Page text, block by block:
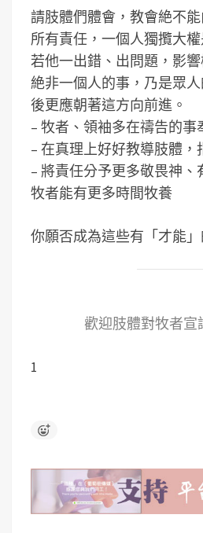
請肢體們體會，教會絶不
所有責任，一個人獨攬大
若他一出錯、出問題，影
絶非一個人的事，乃是眾
後更應朝著這方向前進。
– 牧者、領袖多在禱告的事
– 在真理上好好教導肢體
– 將責任分予更多敬畏神
牧者能有更多時間牧養
你願否成為這些有「才能」
歡迎肢體對牧者宣
1